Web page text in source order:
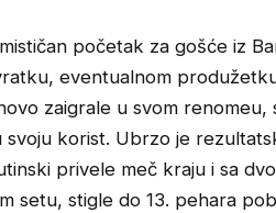
početak za gošće iz
eventualnom
zaigrale u svom renomeu,
korist. Ubrzo je
privele meč kraju i sa
setu, stigle do 13. pehara